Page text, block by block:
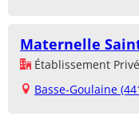
Maternelle
Établissement Privé
Basse-Goulaine